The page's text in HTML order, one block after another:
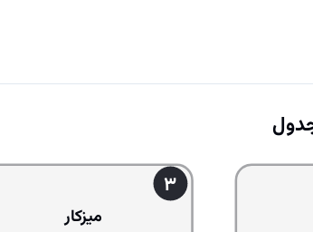
3
میزکار